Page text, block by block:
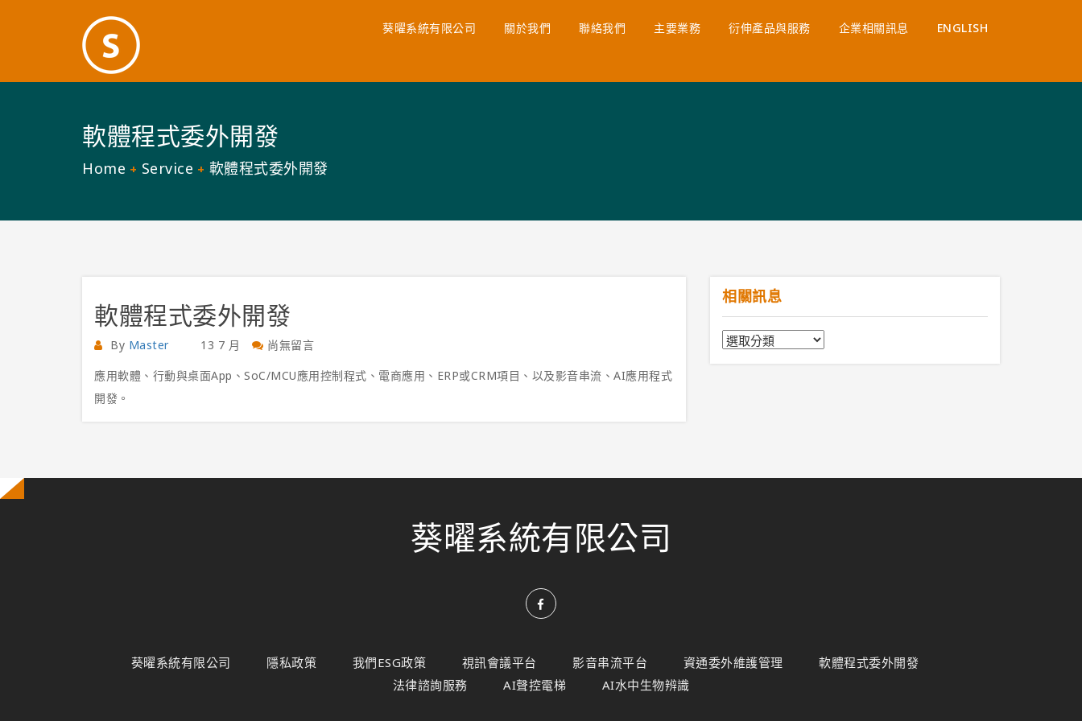
葵曜系統有限公司 關於我們 聯絡我們 主要業務 衍伸產品與服務 企業相關訊息 ENGLISH
軟體程式委外開發
Home Service 軟體程式委外開發
軟體程式委外開發
By Master 13 7 月
尚無留言
應用軟體、行動與桌面App、SoC/MCU應用控制程式、電商應用、ERP或CRM項目、以及影音串流、AI應用程式
開發。
相關訊息
相
葵曜系統有限公司
葵曜系統有限公司 隱私政策 我們ESG政策 視訊會議平台 影音串流平台 資通委外維護管理
軟體程式委外開發
法律諮詢服務
AI聲控電梯 AI水中生物辨識